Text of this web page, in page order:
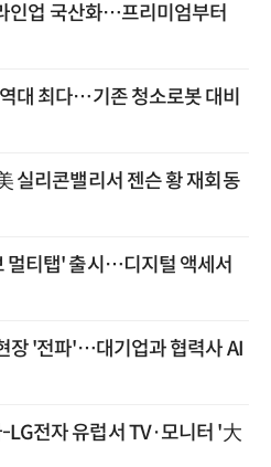
인업 국산화…프리미엄부터
대 최다…기존 청소로봇 대비
실리콘밸리서 젠슨 황 재회동
멀티탭' 출시…디지털 액세서
장 '전파'…대기업과 협력사 AI
전자 유럽서 TV·모니터 '大